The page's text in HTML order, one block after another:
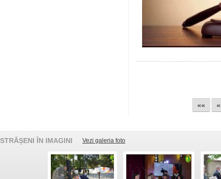
«« «
STRĂȘENI ÎN IMAGINI Vezi galeria foto